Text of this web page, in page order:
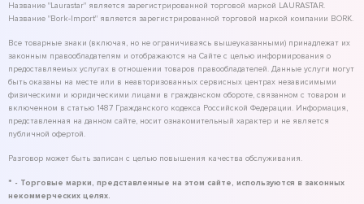
Название "Laurastar" является зарегистрированной торговой маркой LAURASTAR.
Название "Bork-Import" является зарегистрированной торговой маркой компании BORK.
Все товарные знаки (включая, но не ограничиваясь вышеуказанными) принадлежат их
законным правообладателям и отображаются на Сайте с целью информирования о
предоставляемых услугах в отношении товаров правообладателей. Данные услуги могут
быть оказаны на месте или в неавторизованных сервисных центрах независимыми
физическими и юридическими лицами в гражданском обороте, связанном с товаром и
включенном в статью 1487 Гражданского кодекса Российской Федерации. Информация,
представленная на данном сайте, носит ознакомительный характер и не является
публичной офертой.
Разговор может быть записан с целью повышения качества обслуживания.
* - Торговые марки, представленные на этом сайте, используются в законных
некоммерческих целях.